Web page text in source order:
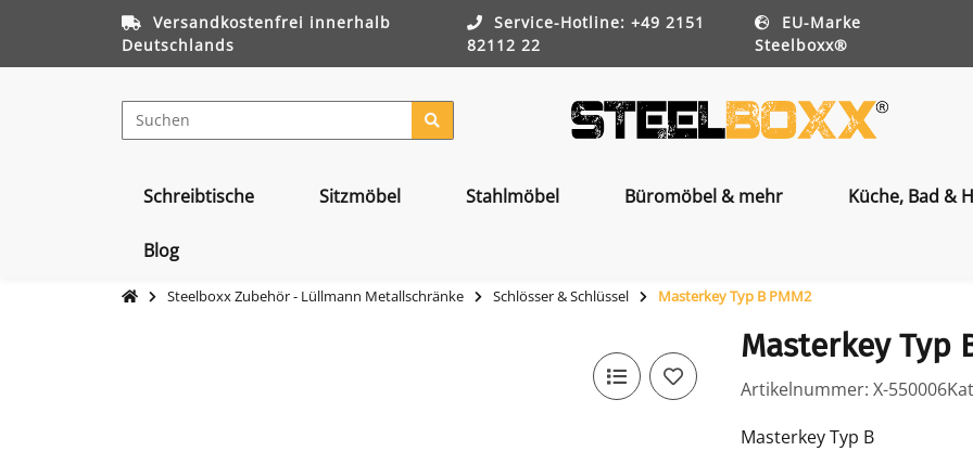
Versandkostenfrei innerhalb
Deutschlands
Service-Hotline: +49 2151
82112 22
EU-Marke
Steelboxx®
Schreibtische Sitzmöbel Stahlmöbel Büromöbel & mehr Küche, Bad &
Blog
Steelboxx Zubehör - Lüllmann Metallschränke Schlösser & Schlüssel Masterkey Typ B PMM2
Masterkey Typ
Artikelnummer: X-550006
Masterkey Typ B